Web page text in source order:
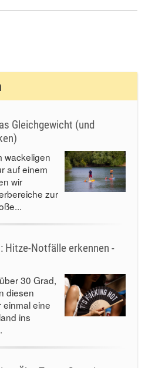
Gleichgewicht (und
wackeligen
auf einem
wir
zur
Hitze-Notfälle erkennen -
30 Grad,
diesen
einmal eine
ins